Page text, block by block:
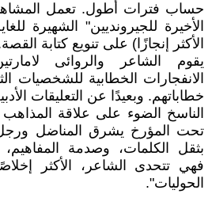
حساب فترات أطول. تعمل المشاهد
الأخيرة للجيرونديين" الشهيرة
الأكثر إنجازًا) على تنويع كتابة
يقوم الشاعر والروائى
الانفجارات الخطابية للشخصيات
خطاباتهم. وبعيدًا عن التعليقات
الناسخ الضوء على علاقة المذاهب
تحت المؤرخ يشرق المناضل ورجل
بثقل الكلمات، وصدمة
فهي تتحدى الشاعر، الأكثر
الحوليات".